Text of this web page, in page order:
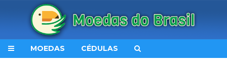
MOEDAS CÉDULAS